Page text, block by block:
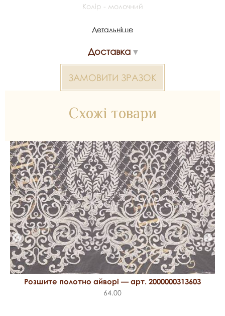
Колір - молочний
весільних суконь, декору та колекцій ательє. Доступний
оптом і в роздріб в Inter Tex, SKU 348346.
Детальніше
Доставка
ЗАМОВИТИ ЗРАЗОК
Схожі товари
Розшите полотно айворі — арт. 2000000313603
64.00